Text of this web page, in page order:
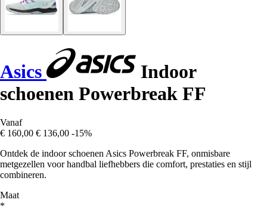
Asics
Indoor
schoenen Powerbreak FF
Vanaf
€ 160,00 € 136,00 -15%
Ontdek de indoor schoenen Asics Powerbreak FF, onmisbare
metgezellen voor handbal liefhebbers die comfort, prestaties en stijl
combineren.
Maat
*